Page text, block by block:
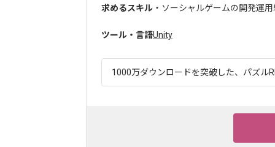
求めるスキル ・ソーシャルゲームの開発運
ツール・言語Unity
1000万ダウンロードを突破した、パズル